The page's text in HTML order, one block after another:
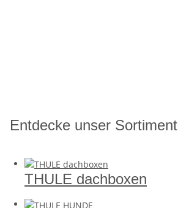
Entdecke unser Sortiment
THULE dachboxen